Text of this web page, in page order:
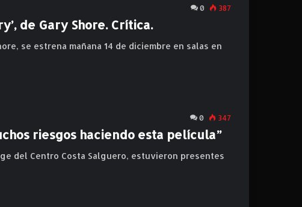
0 387
de Gary Shore. Crítica.
se estrena mañana 14 de diciembre en salas en
0 347
riesgos haciendo esta película”
del Centro Costa Salguero, estuvieron presentes